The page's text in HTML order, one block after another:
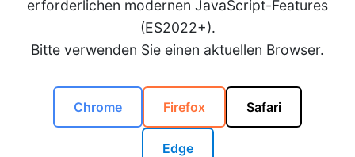
erforderlichen modernen JavaScript-Features
(ES2022+).
Bitte verwenden Sie einen aktuellen Browser.
Chrome Firefox Safari
Edge